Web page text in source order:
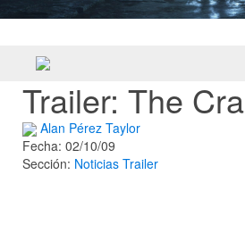
Trailer: The
Alan Pérez Taylor
Fecha: 02/10/09
Sección: Noticias Trailer